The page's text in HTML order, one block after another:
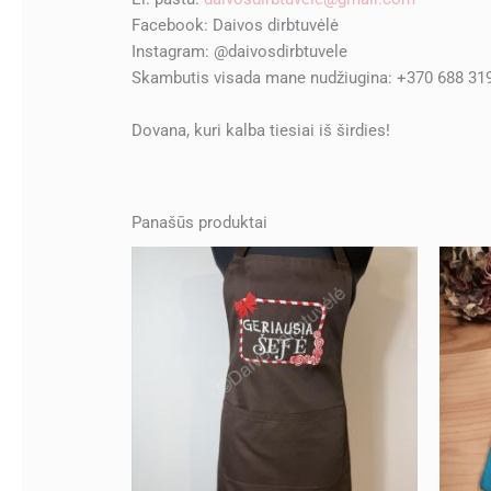
Facebook: Daivos dirbtuvėlė
Instagram: @daivosdirbtuvele
Skambutis visada mane nudžiugina: +370 688
Dovana, kuri kalba tiesiai iš širdies!
Panašūs produktai